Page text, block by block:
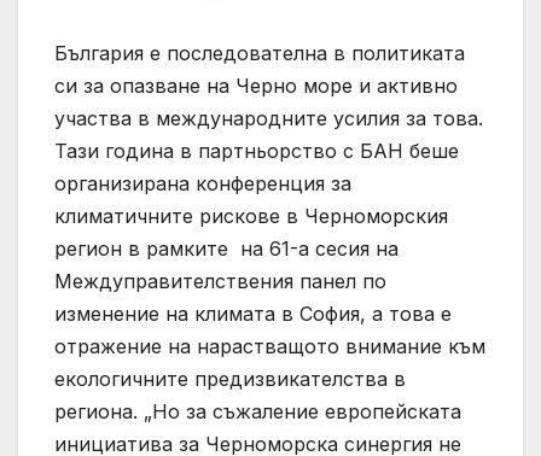
България е последователна в политиката
си за опазване на Черно море и активно
участва в международните усилия за това.
Тази година в партньорство с БАН беше
организирана конференция за
климатичните рискове в Черноморския
регион в рамките на 61-а сесия на
Междуправителствения панел по
изменение на климата в София, а това е
отражение на нарастващото внимание към
екологичните предизвикателства в
региона. „Но за съжаление европейската
инициатива за Черноморска синергия не